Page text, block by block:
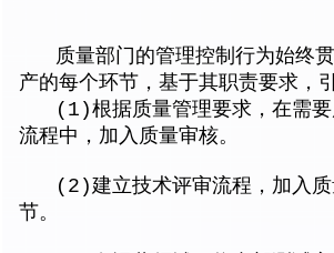
质量部门的管理控制行为始终贯
产的每个环节，基于其职责要求，
(1)根据质量管理要求，在需要
流程中，加入质量审核。
(2)建立技术评审流程，加入质
节。